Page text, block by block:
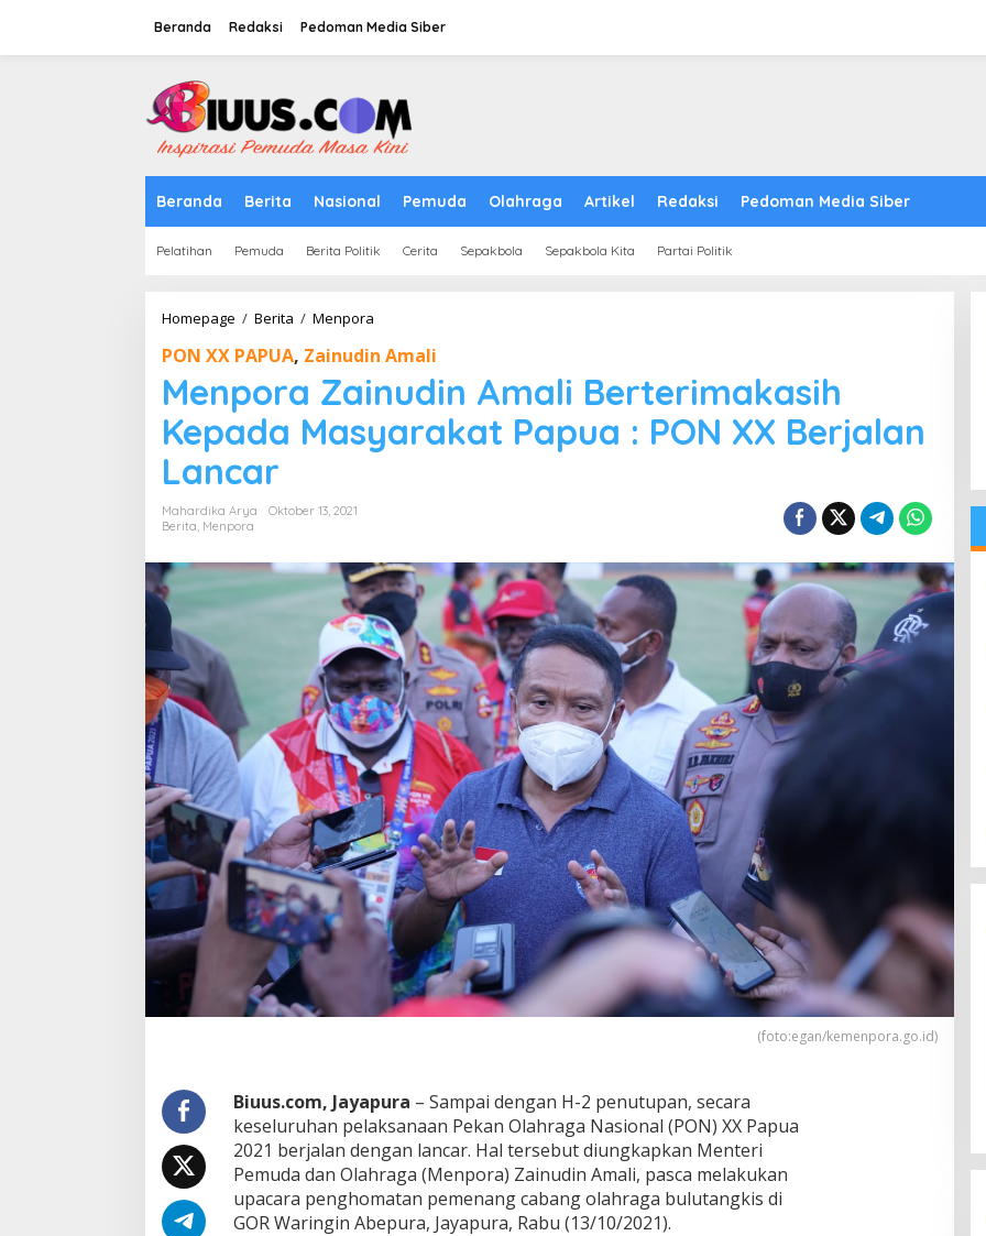
Beranda Redaksi Pedoman Media Siber
Beranda Berita Nasional Pemuda Olahraga Artikel Redaksi Pedoman Media Siber
Pelatihan Pemuda Berita Politik Cerita Sepakbola Sepakbola Kita Partai Politik
Homepage / Berita / Menpora
Amali
Berterimakasih
Kepada
Masyarakat
Papua
:
PON XX PAPUA, Zainudin Amali
Menpora Zainudin Amali Berterimakasih
Kepada Masyarakat Papua : PON XX Berjalan
Lancar
Mahardika Arya
Oktober 13, 2021
Berita, Menpora
(foto:egan/kemenpora.go.id)
Biuus.com, Jayapura – Sampai dengan H-2 penutupan, secara
keseluruhan pelaksanaan Pekan Olahraga Nasional (PON) XX Papua
2021 berjalan dengan lancar. Hal tersebut diungkapkan Menteri
Pemuda dan Olahraga (Menpora) Zainudin Amali, pasca melakukan
upacara penghomatan pemenang cabang olahraga bulutangkis di
GOR Waringin Abepura, Jayapura, Rabu (13/10/2021).